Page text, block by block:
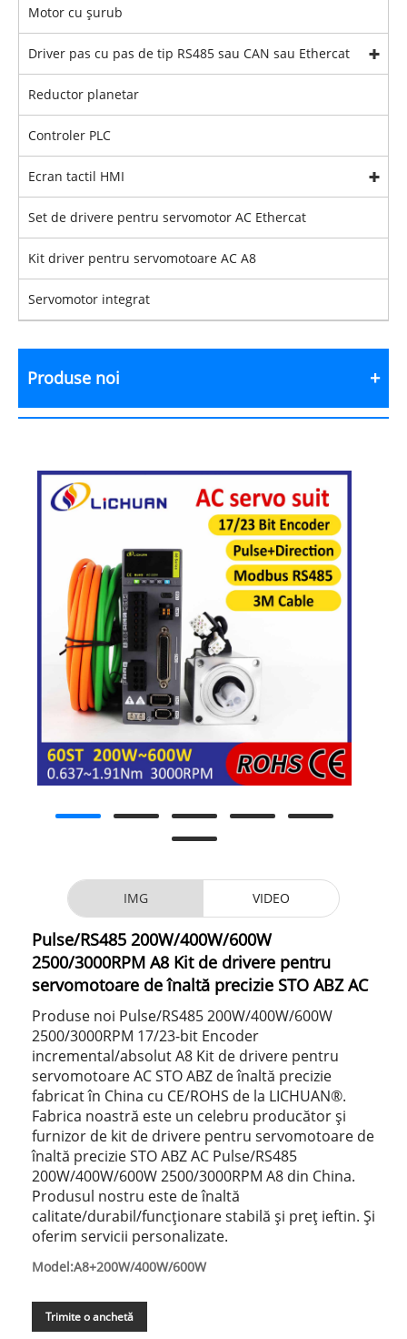
Motor cu șurub
Driver pas cu pas de tip RS485 sau CAN sau Ethercat
Reductor planetar
Controler PLC
Ecran tactil HMI
Set de drivere pentru servomotor AC Ethercat
Kit driver pentru servomotoare AC A8
Servomotor integrat
Produse noi
IMG VIDEO
Pulse/RS485 200W/400W/600W
2500/3000RPM A8 Kit de drivere pentru
servomotoare de înaltă precizie STO ABZ AC
Produse noi Pulse/RS485 200W/400W/600W
2500/3000RPM 17/23-bit Encoder
incremental/absolut A8 Kit de drivere pentru
servomotoare AC STO ABZ de înaltă precizie
fabricat în China cu CE/ROHS de la LICHUAN®.
Fabrica noastră este un celebru producător și
furnizor de kit de drivere pentru servomotoare de
înaltă precizie STO ABZ AC Pulse/RS485
200W/400W/600W 2500/3000RPM A8 din China.
Produsul nostru este de înaltă
calitate/durabil/funcționare stabilă și preț ieftin. Și
oferim servicii personalizate.
Model:A8+200W/400W/600W
Trimite o anchetă